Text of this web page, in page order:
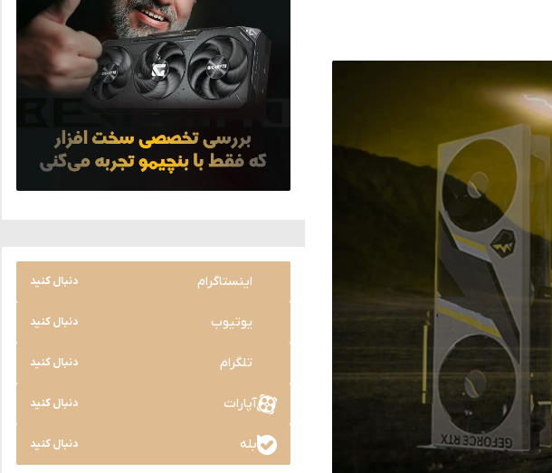
اینستاگرام دنبال کنید
یوتیوب دنبال کنید
تلگرام دنبال کنید
آپارات دنبال کنید
بله دنبال کنید